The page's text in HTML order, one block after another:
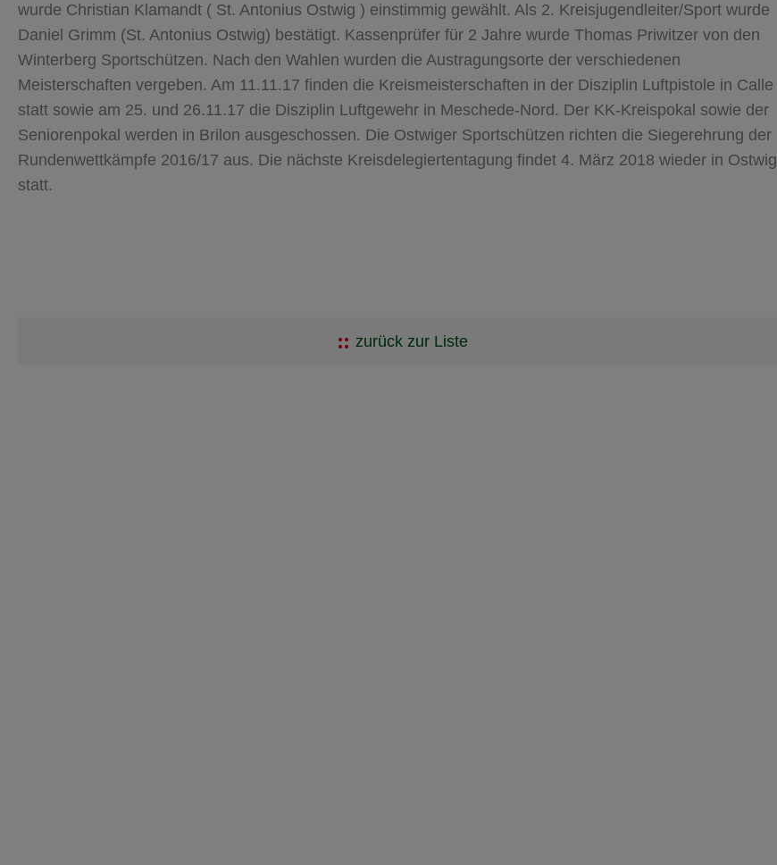
wurde Christian Klamandt ( St. Antonius Ostwig ) einstimmig gewählt. Als 2. Kreisjugendleiter/Sport wurde
Daniel Grimm (St. Antonius Ostwig) bestätigt. Kassenprüfer für 2 Jahre wurde Thomas Priwitzer von den
Winterberg Sportschützen. Nach den Wahlen wurden die Austragungsorte der verschiedenen
Meisterschaften vergeben. Am 11.11.17 finden die Kreismeisterschaften in der Disziplin Luftpistole in Calle
statt sowie am 25. und 26.11.17 die Disziplin Luftgewehr in Meschede-Nord. Der KK-Kreispokal sowie der
Seniorenpokal werden in Brilon ausgeschossen. Die Ostwiger Sportschützen richten die Siegerehrung der
Rundenwettkämpfe 2016/17 aus. Die nächste Kreisdelegiertentagung findet 4. März 2018 wieder in Ostwig
statt.
zurück zur Liste